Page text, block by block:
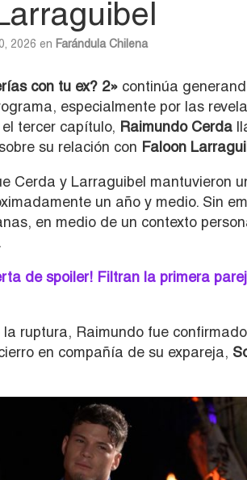
2026 en Farándula Chilena
con tu ex? 2» continúa
especialmente por las
tercer capítulo, Raimundo Cerda
su relación con Faloon
Cerda y Larraguibel mantuvieron
un año y medio. Sin
en medio de un contexto
de spoiler! Filtran la primera
la ruptura, Raimundo fue
en compañía de su expareja,